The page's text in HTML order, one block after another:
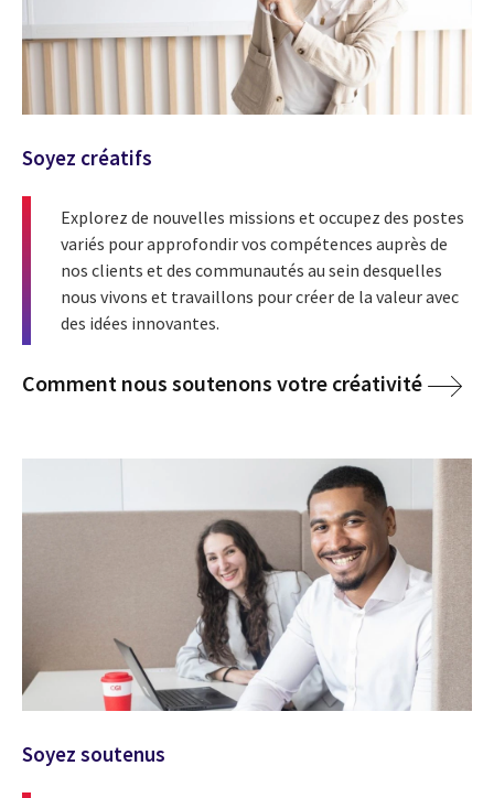
Soyez créatifs
Explorez de nouvelles missions et occupez des postes
variés pour approfondir vos compétences auprès de
nos clients et des communautés au sein desquelles
nous vivons et travaillons pour créer de la valeur avec
des idées innovantes.
Comment nous soutenons votre créativité
Soyez soutenus